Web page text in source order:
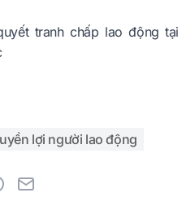
tranh chấp lao động tại
lợi người lao động